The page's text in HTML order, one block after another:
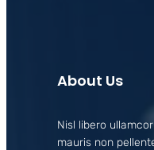
About Us
Nisl libero
mauris non